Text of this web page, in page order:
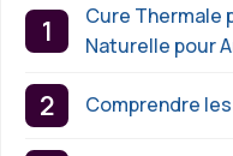
Cure Thermale
Naturelle pour
Comprendre